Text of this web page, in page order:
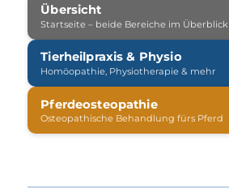
Übersicht
Startseite – beide Bereiche im Überblick
Tierheilpraxis & Physio
Homöopathie, Physiotherapie & mehr
Pferdeosteopathie
Osteopathische Behandlung fürs Pferd